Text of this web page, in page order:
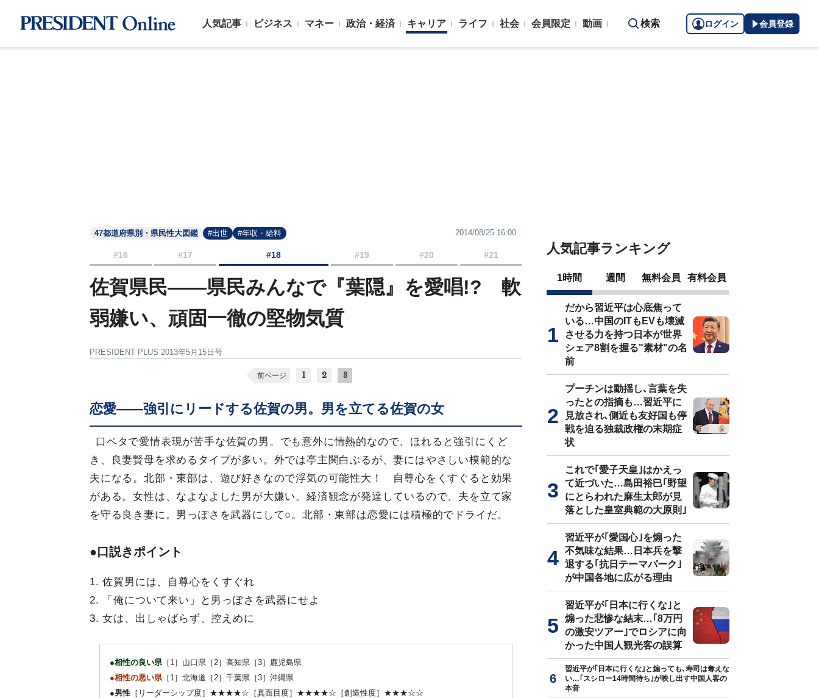
人気記事 ビジネス マネー 政治・経済 キャリア ライフ 社会 会員限定 動画 検索 ログイン 会員登録
47都道府県別・県民性大図鑑 #出世 #年収・給料 2014/08/25 16:00
#16 #17 #18 #19 #20 #21
佐賀県民――県民みんなで『葉隠』を愛唱!? 軟
弱嫌い、頑固一徹の堅物気質
PRESIDENT PLUS 2013年5月15日号
前ページ 1 2 3
恋愛――強引にリードする佐賀の男。男を立てる佐賀の女
口ベタで愛情表現が苦手な佐賀の男。でも意外に情熱的なので、ほれると強引にくど
き、良妻賢母を求めるタイプが多い。外では亭主関白ぶるが、妻にはやさしい模範的な
夫になる。北部・東部は、遊び好きなので浮気の可能性大！ 自尊心をくすぐると効果
がある。女性は、なよなよした男が大嫌い。経済観念が発達しているので、夫を立て家
を守る良き妻に。男っぽさを武器にして○。北部・東部は恋愛には積極的でドライだ。
●口説きポイント
1. 佐賀男には、自尊心をくすぐれ
2. 「俺について来い」と男っぽさを武器にせよ
3. 女は、出しゃばらず、控えめに
●相性の良い県［1］山口県［2］高知県［3］鹿児島県
●相性の悪い県［1］北海道［2］千葉県［3］沖縄県
●男性 ［リーダーシップ度］★★★★☆［真面目度］★★★★☆［創造性度］★★★☆☆
人気記事ランキング
1時間 週間 無料会員 有料会員
だから習近平は心底焦って
いる…中国のITもEVも壊滅
させる力を持つ日本が世界
シェア8割を握る"素材"の名
前
プーチンは動揺し､言葉を失
ったとの指摘も…習近平に
見放され､側近も友好国も停
戦を迫る独裁政権の末期症
状
これで｢愛子天皇｣はかえっ
て近づいた…島田裕巳｢野望
にとらわれた麻生太郎が見
落とした皇室典範の大原則｣
習近平が｢愛国心｣を煽った
不気味な結果…日本兵を撃
退する｢抗日テーマパーク｣
が中国各地に広がる理由
習近平が｢日本に行くな｣と
煽った悲惨な結末…｢8万円
の激安ツアー｣でロシアに向
かった中国人観光客の誤算
習近平が｢日本に行くな｣と煽っても､寿司は奪えな
い…｢スシロー14時間待ち｣が映し出す中国人客の
本音